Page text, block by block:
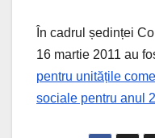
În cadrul ședinței
16 martie 2011 au
pentru unitățile
sociale pentru anul